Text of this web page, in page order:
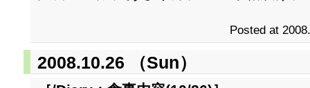
Posted at
2008.10.26 （Sun）